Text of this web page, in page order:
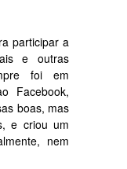
participar a
e outras
foi em
Facebook,
boas, mas
e criou um
nem